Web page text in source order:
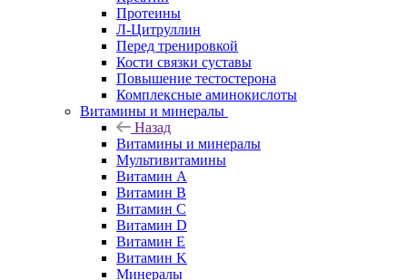
Протеины
Л-Цитруллин
Перед тренировкой
Кости связки суставы
Повышение тестостерона
Комплексные аминокислоты
Витамины и минералы
Назад
Витамины и минералы
Мультивитамины
Витамин A
Витамин B
Витамин C
Витамин D
Витамин E
Витамин K
Минералы